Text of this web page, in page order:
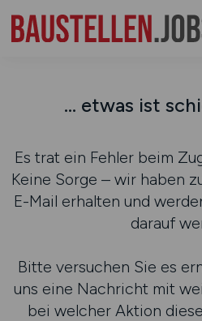
... etwas ist
Es trat ein Fehler beim
Keine Sorge – wir haben
E-Mail erhalten und
darauf
Bitte versuchen Sie es
uns eine Nachricht mit
bei welcher Aktion